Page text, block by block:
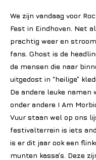
We zijn vandaag voor
Fest in Eindhoven. Net
prachtig weer en
fans. Ghost is de
de mensen die naar
uitgedost in “heilige”
De andere leuke namen
onder andere I Am
Vuur staan wel op ons
festivalterrein is iets
is er dit jaar ook een
munten kassa’s. Deze